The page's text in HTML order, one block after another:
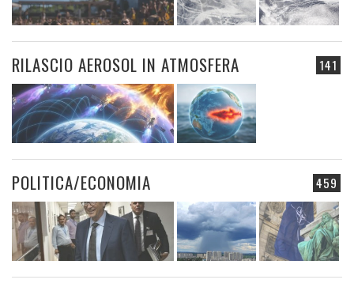
141
RILASCIO AEROSOL IN ATMOSFERA
459
POLITICA/ECONOMIA